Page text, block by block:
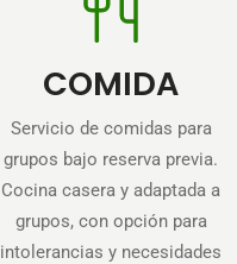
COMIDA
Servicio de comidas para
grupos bajo reserva previa.
Cocina casera y adaptada a
grupos, con opción para
intolerancias y necesidades